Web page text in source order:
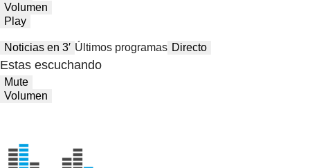
Volumen
Play
Noticias en 3′ Últimos programas Directo
Estas escuchando
Mute
Volumen